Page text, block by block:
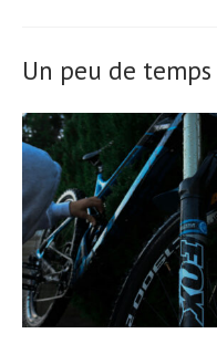
Un peu de